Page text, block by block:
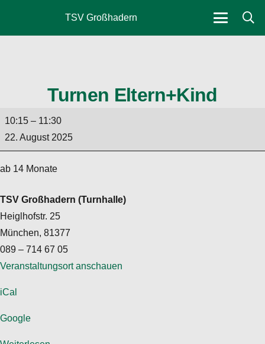
TSV Großhadern
Turnen Eltern+Kind
Turnen
Eltern+Kind
10:15 – 11:30
22. August 2025
ab 14 Monate
TSV Großhadern (Turnhalle)
Heiglhofstr. 25
München, 81377
089 – 714 67 05
Veranstaltungsort anschauen
iCal
Google